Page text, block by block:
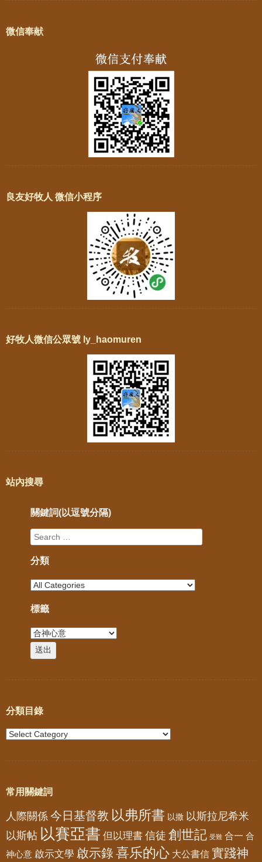
微信奉献
良友好牧人 微信小程序
好牧人微信公眾號 ly_haomuren
站內搜尋
關鍵詞(以逗號分隔)
分類
標籤
分類目錄
常用關鍵詞
人際關係 今日基督教 以弗所書 以撒 以斯拉尼希米
以斯帖 以賽亞書 但以理書 信徒 創世記 受難 合一 合
神心意 啟示文學 啟示錄喜乐的心 大公書信 實踐神